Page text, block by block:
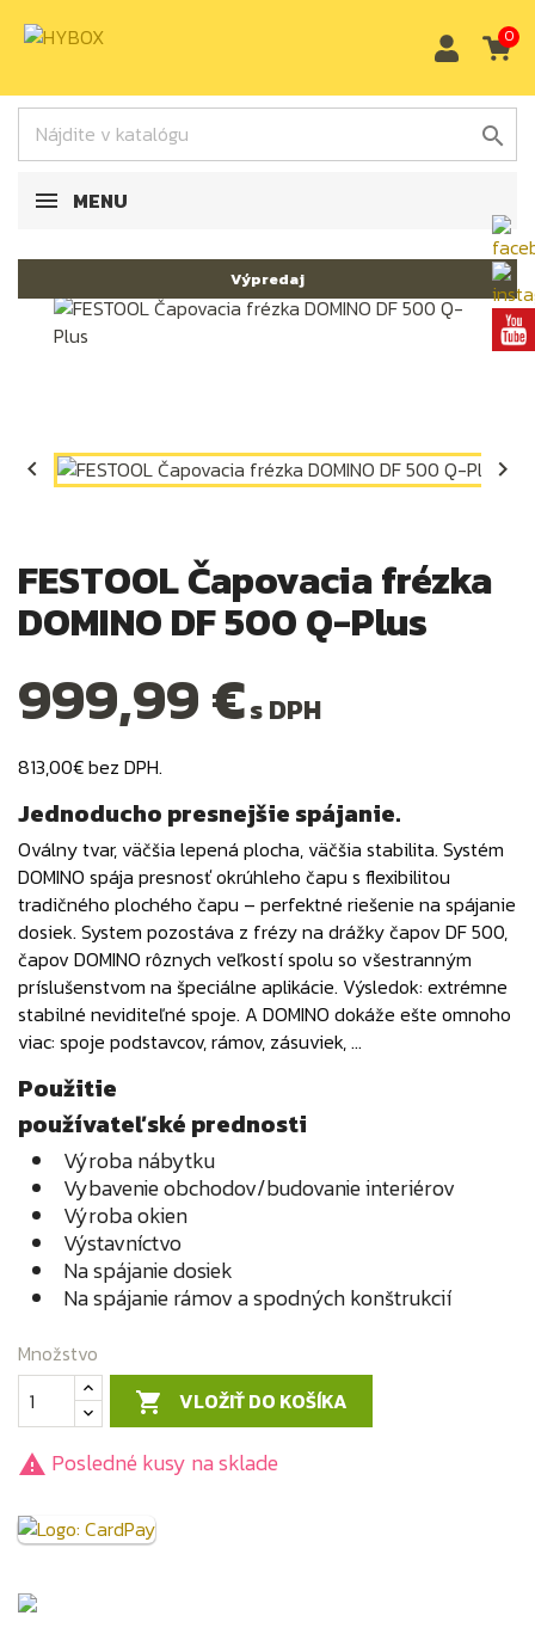

0
MENU
Výpredaj
 
FESTOOL Čapovacia frézka
DOMINO DF 500 Q-Plus
999,99 €s DPH
813,00€ bez DPH.
Jednoducho presnejšie spájanie.
Oválny tvar, väčšia lepená plocha, väčšia stabilita. Systém
DOMINO spája presnosť okrúhleho čapu s flexibilitou
tradičného plochého čapu – perfektné riešenie na spájanie
dosiek. System pozostáva z frézy na drážky čapov DF 500,
čapov DOMINO rôznych veľkostí spolu so všestranným
príslušenstvom na špeciálne aplikácie. Výsledok: extrémne
stabilné neviditeľné spoje. A DOMINO dokáže ešte omnoho
viac: spoje podstavcov, rámov, zásuviek, …
Použitie
používateľské prednosti
Výroba nábytku
Vybavenie obchodov/budovanie interiérov
Výroba okien
Výstavníctvo
Na spájanie dosiek
Na spájanie rámov a spodných konštrukcií
Množstvo

VLOŽIŤ DO KOŠÍKA
 Posledné kusy na sklade